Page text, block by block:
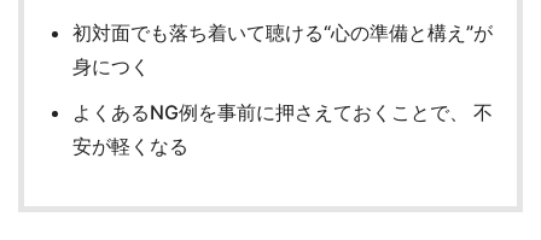
初対面でも落ち着いて聴ける“心の準備と構え”が
身につく
よくあるNG例を事前に押さえておくことで、 不
安が軽くなる